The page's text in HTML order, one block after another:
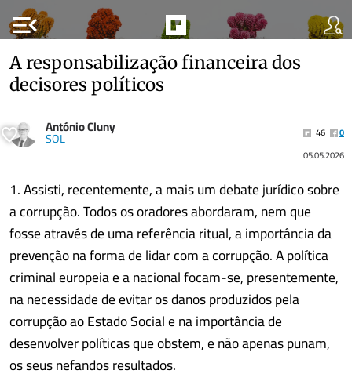
menu_open
A responsabilização financeira dos
decisores políticos
António Cluny
SOL 46
0
05.05.2026
1. Assisti, recentemente, a mais um debate jurídico sobre
a corrupção. Todos os oradores abordaram, nem que
fosse através de uma referência ritual, a importância da
prevenção na forma de lidar com a corrupção. A política
criminal europeia e a nacional focam-se, presentemente,
na necessidade de evitar os danos produzidos pela
corrupção ao Estado Social e na importância de
desenvolver políticas que obstem, e não apenas punam,
os seus nefandos resultados.